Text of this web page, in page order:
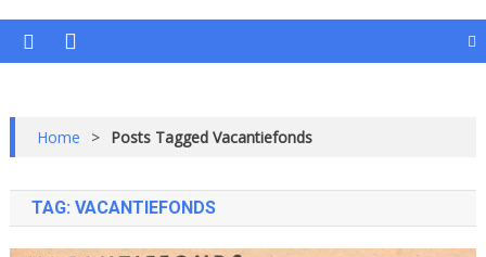
Home > Posts Tagged Vacantiefonds
TAG: VACANTIEFONDS